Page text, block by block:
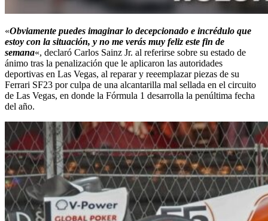
«Obviamente puedes imaginar lo decepcionado e incrédulo que
estoy con la situación, y no me verás muy feliz este fin de
semana«, declaró Carlos Sainz Jr. al referirse sobre su estado de
ánimo tras la penalización que le aplicaron las autoridades
deportivas en Las Vegas, al reparar y reeemplazar piezas de su
Ferrari SF23 por culpa de una alcantarilla mal sellada en el circuito
de Las Vegas, en donde la Fórmula 1 desarrolla la penúltima fecha
del año.